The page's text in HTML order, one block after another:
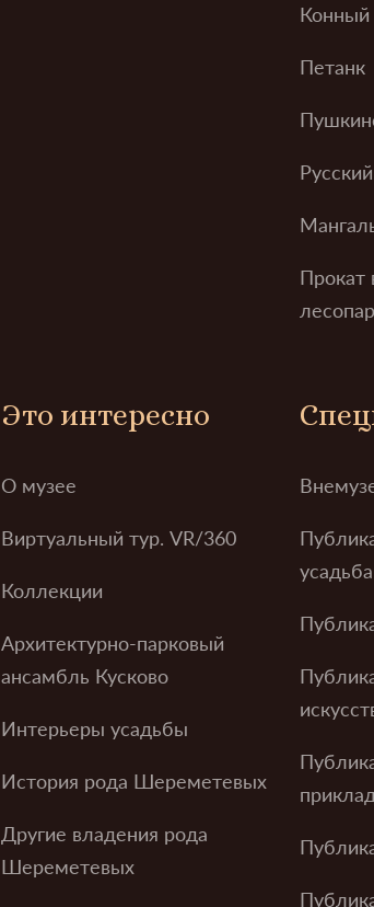
Конный
Петанк
Прокат
Это интересно
О музее
Виртуальный тур. VR/360
Коллекции
Архитектурно-парковый
ансамбль Кусково
Интерьеры усадьбы
История рода Шереметевых
Другие владения рода
Шереметевых